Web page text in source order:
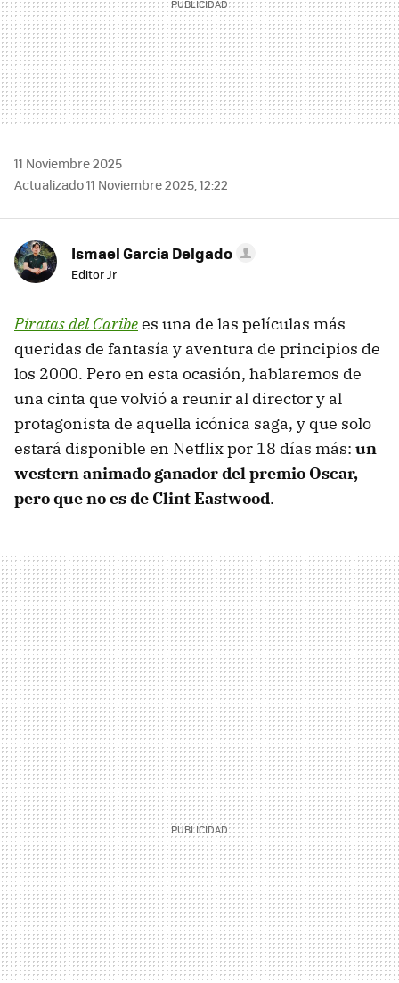
11 Noviembre 2025
Actualizado 11 Noviembre 2025, 12:22
Ismael Garcia Delgado
Editor Jr
Piratas del Caribees una de las películas más
queridas de fantasía y aventura de principios de
los 2000. Pero en esta ocasión, hablaremos de
una cinta que volvió a reunir al director y al
protagonista de aquella icónica saga, y que solo
estará disponible en Netflix por 18 días más: un
western animado ganador del premio Oscar,
pero que no es de Clint Eastwood.